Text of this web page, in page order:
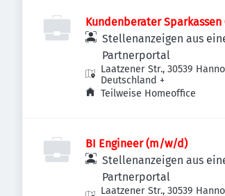
Kundenberater
Stellenanzeigen aus
Partnerportal
Laatzener Str., 30539
Deutschland +
Teilweise Homeoffice
BI Engineer (m/w/d)
Stellenanzeigen aus
Partnerportal
Laatzener Str., 30539